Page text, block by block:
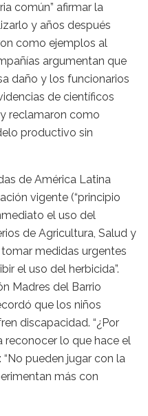
común” afirmar la
y años después
como ejemplos al
argumentan que
daño y los funcionarios
de científicos
reclamaron como
productivo sin
de América Latina
vigente (“principio
el uso del
de Agricultura, Salud y
medidas urgentes
el uso del herbicida”.
Madres del Barrio
que los niños
discapacidad. “¿Por
reconocer lo que hace el
pueden jugar con la
más con